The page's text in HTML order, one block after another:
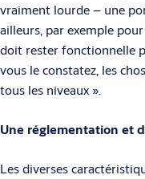
vraiment lourde – une
ailleurs, par exemple
doit rester fonctionnelle
vous le constatez, les
tous les niveaux ».
Une réglementation et
Les diverses